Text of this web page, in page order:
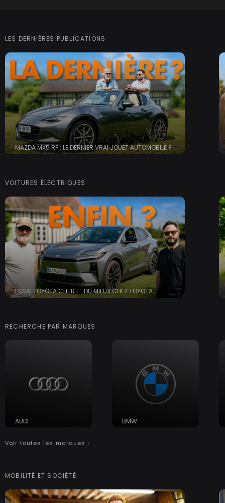
LES DERNIÈRES PUBLICATIONS
MAZDA MX5 RF : LE DERNIER VRAI JOUET AUTOMOBILE ?
VOITURES ÉLECTRIQUES
ESSAI TOYOTA CH-R+ : DU MIEUX CHEZ TOYOTA
RECHERCHE PAR MARQUES
AUDI BMW
Voir toutes les marques ›
MOBILITÉ ET SOCIÉTÉ